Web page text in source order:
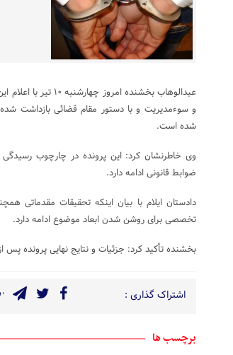
عبدالوهاب بخشنده
و سوءمدیریت و با دستور مقام قضائی بازداشت
شده است.
وی خاطرنشان کرد: این پرونده در چارچوب
ضوابط قانونی ادامه دارد.
دادستان ایلام با بیان اینکه تحقیقات مقدماتی
تخصصی برای روشن شدن ابعاد موضوع ادامه دارد.
بخشنده تأکید کرد: جزئیات و نتایج نهایی پرونده
اشتراک گذاری :
برچسب ها